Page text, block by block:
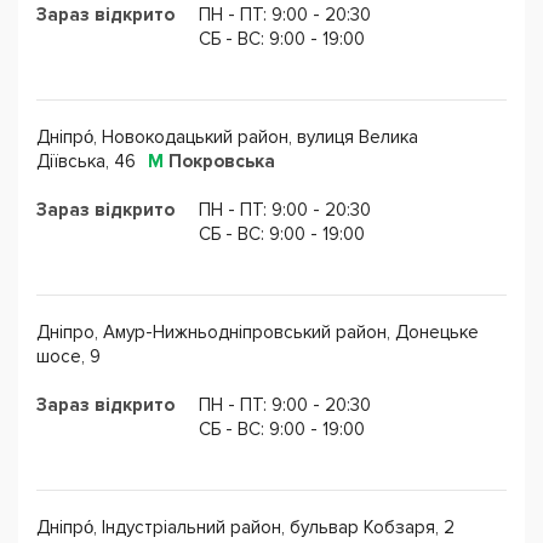
відвідування занять:
змішана форма (частина заняття у класі + частина
заняття онлайн)
Приходьте, ми розбалакаємо будь-кого!
Зараз відкрито
ПН - ПТ: 9:00 - 20:30
CБ - ВС: 9:00 - 19:00
Дніпро́, Новокодацький район, вулиця Велика
Діївська, 46
М Покровська
Зараз відкрито
ПН - ПТ: 9:00 - 20:30
CБ - ВС: 9:00 - 19:00
Дніпро, Амур-Нижньодніпровський район, Донецьке
шосе, 9
Зараз відкрито
ПН - ПТ: 9:00 - 20:30
CБ - ВС: 9:00 - 19:00
Дніпро́, Індустріальний район, бульвар Кобзаря, 2